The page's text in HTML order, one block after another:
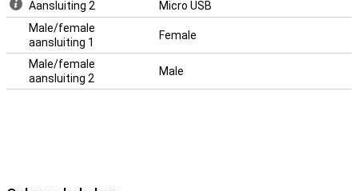
Aansluiting 2
Micro USB
Male/female
aansluiting 1
Female
Male/female
aansluiting 2
Male